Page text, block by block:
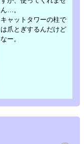
ん…。
キャットタワーの柱で
は爪とぎするんだけど
なー。